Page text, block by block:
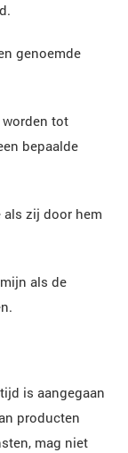
genoemde
tot
bepaalde
zij door hem
als de
is aangegaan
producten
mag niet